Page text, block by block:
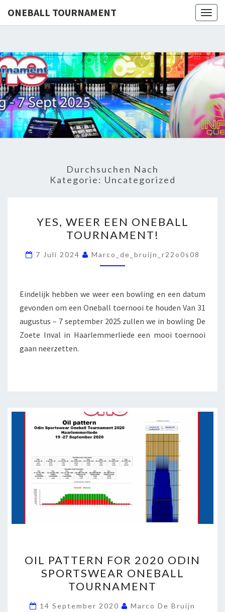
ONEBALL TOURNAMENT
Durchsuchen Nach
Kategorie: Uncategorized
WEER
EEN
ONEBALL
TOURNAMENT!
YES, WEER EEN ONEBALL
TOURNAMENT!
7 Juli 2024 Marco_de_bruijn_r22o0s08
Eindelijk hebben we weer een bowling en een datum
gevonden om een Oneball toernooi te houden Van 31
augustus – 7 september 2025 zullen we in bowling De
Zoete Inval in Haarlemmerliede een mooi toernooi
gaan neerzetten.
PATTERN
FOR
2020
ODIN
OIL PATTERN FOR 2020 ODIN
SPORTSWEAR ONEBALL
TOURNAMENT
14 September 2020 Marco De Bruijn